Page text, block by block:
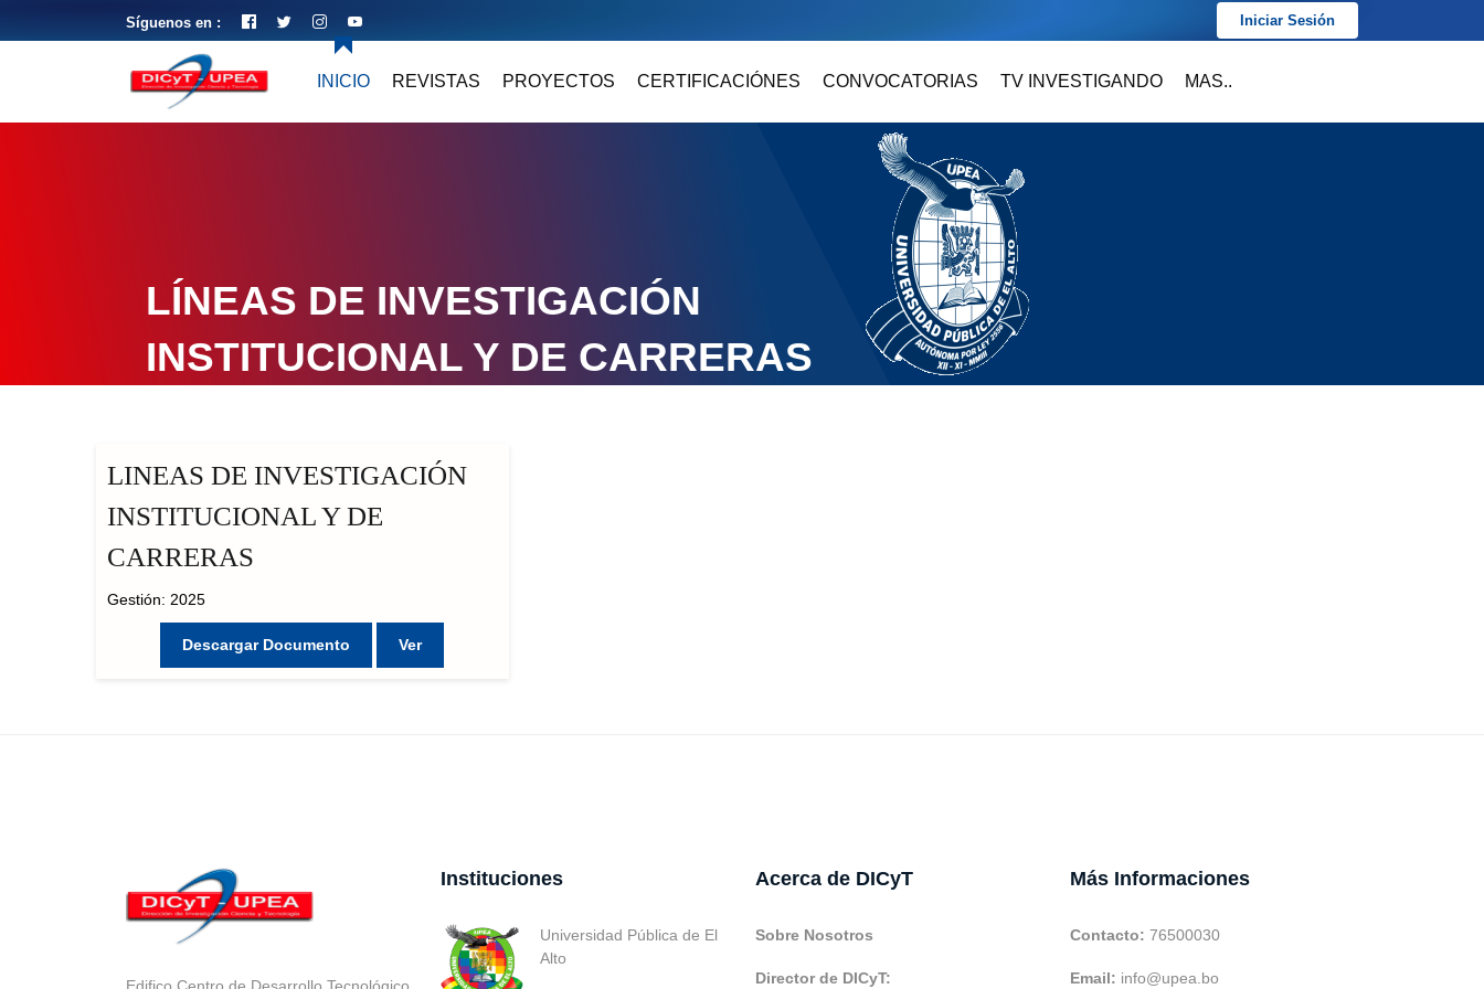
Síguenos en : Iniciar Sesión
INICIO REVISTAS PROYECTOS CERTIFICACIÓNES CONVOCATORIAS TV INVESTIGANDO MAS..
LÍNEAS DE INVESTIGACIÓN
INSTITUCIONAL Y DE CARRERAS
LINEAS DE INVESTIGACIÓN
INSTITUCIONAL Y DE
CARRERAS
Gestión: 2025
Descargar Documento Ver
Instituciones
Universidad Pública de El
Alto
Acerca de DICyT
Sobre Nosotros
Director de DICyT:
Más Informaciones
Contacto: 76500030
Email: info@upea.bo